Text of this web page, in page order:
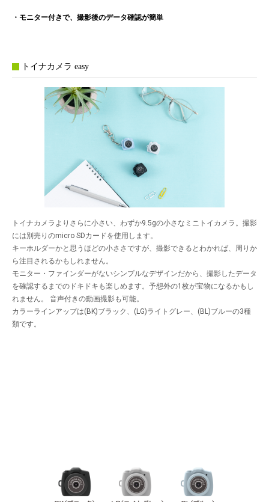
・モニター付きで、撮影後のデータ確認が簡単
トイナカメラ easy
トイナカメラよりさらに小さい、わずか9.5gの小さなミニトイカメラ。撮影
には別売りのmicro SDカードを使用します。
キーホルダーかと思うほどの小ささですが、撮影できるとわかれば、周りか
ら注目されるかもしれません。
モニター・ファインダーがないシンプルなデザインだから、撮影したデータ
を確認するまでのドキドキも楽しめます。予想外の1枚が宝物になるかもし
れません。 音声付きの動画撮影も可能。
カラーラインアップは(BK)ブラック、(LG)ライトグレー、(BL)ブルーの3種
類です。